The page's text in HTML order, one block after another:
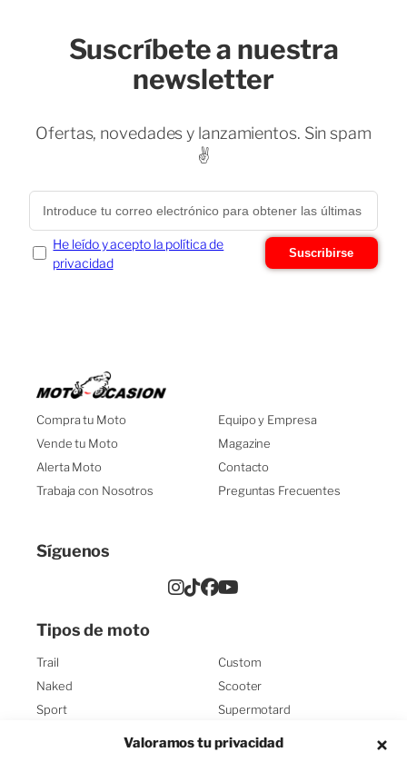
Valoramos tu privacidad
¿En qué te puedo ayudar?
¿TE AYUDAMOS?
MOTO?
¡Te ayudo en lo que necesites!
¡Te la tasamos!
¡Estoy aquí para ayudarte!
Suscríbete a nuestra
newsletter
Ofertas, novedades y lanzamientos. Sin spam
✌️
He leído y acepto la política de
privacidad
Suscribirse
Compra tu Moto
Vende tu Moto
Alerta Moto
Trabaja con Nosotros
Equipo y Empresa
Magazine
Contacto
Preguntas Frecuentes
Síguenos
Tipos de moto
Trail
Naked
Sport
Custom
Scooter
Supermotard
Enduro